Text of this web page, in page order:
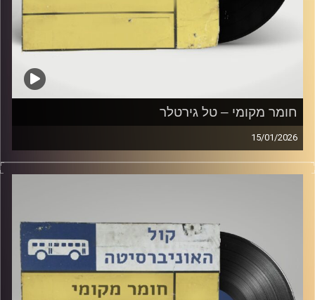
חומר מקומי – טל גירטלר
15/01/2026
שעה של מוזיקה ישראלית עם טל גירטלר